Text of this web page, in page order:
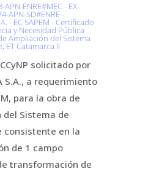
APN-ENRE#MEC - EX-
APN-SD#ENRE -
- EC SAPEM - Certificado
y Necesidad Pública
Ampliación del Sistema
ET Catamarca II
solicitado por
S.A., a requerimiento
para la obra de
del Sistema de
consistente en la
de 1 campo
transformación de